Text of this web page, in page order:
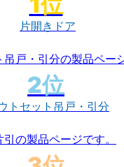
片開きドア
トセット吊戸・引分